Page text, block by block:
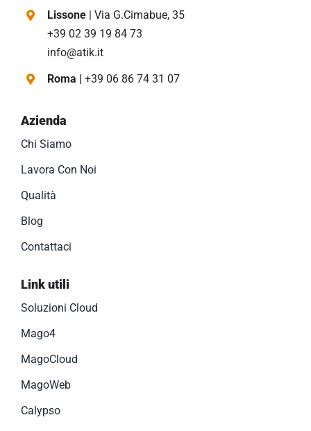
Lissone | Via G.Cimabue, 35
+39 02 39 19 84 73
info@atik.it
Roma | +39 06 86 74 31 07
Azienda
Chi Siamo
Lavora Con Noi
Qualità
Blog
Contattaci
Link utili
Soluzioni Cloud
Mago4
MagoCloud
MagoWeb
Calypso